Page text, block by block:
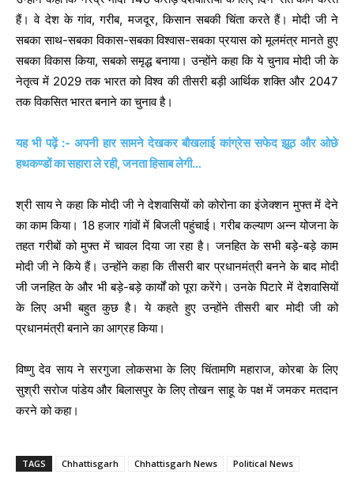
हैं। वे देश के गांव, गरीब, मजदूर, किसान सबकी चिंता करते हैं। मोदी जी ने
सबका साथ-सबका विकास-सबका विश्वास-सबका प्रयास को मूलमंत्र मानते हुए
सबका विकास किया, सबको समृद्ध बनाया। उन्होंने कहा कि ये चुनाव मोदी जी के
नेतृत्व में 2029 तक भारत को विश्व की तीसरी बड़ी आर्थिक शक्ति और 2047
तक विकसित भारत बनाने का चुनाव है।
यह भी पढ़ें :- अपनी हार सामने देखकर बौखलाई कांग्रेस सफेद झूठ और ओछे
हथकण्डों का सहारा ले रही, जनता हिसाब लेगी…
श्री साय ने कहा कि मोदी जी ने देशवासियों को कोरोना का इंजेक्शन मुफ्त में देने
का काम किया। 18 हजार गांवों में बिजली पहुंचाई। गरीब कल्याण अन्न योजना के
तहत गरीबों को मुफ्त में चावल दिया जा रहा है। जनहित के सभी बड़े-बड़े काम
मोदी जी ने किये हैं। उन्होंने कहा कि तीसरी बार प्रधानमंत्री बनने के बाद मोदी
जी जनहित के और भी बड़े-बड़े कार्यों को पूरा करेंगे। उनके पिटारे में देशवासियों
के लिए अभी बहुत कुछ है। ये कहते हुए उन्होंने तीसरी बार मोदी जी को
प्रधानमंत्री बनाने का आग्रह किया।
विष्णु देव साय ने सरगुजा लोकसभा के लिए चिंतामणि महाराज, कोरबा के लिए
सुश्री सरोज पांडेय और बिलासपुर के लिए तोखन साहू के पक्ष में जमकर मतदान
करने को कहा।
TAGS Chhattisgarh Chhattisgarh News
Political News